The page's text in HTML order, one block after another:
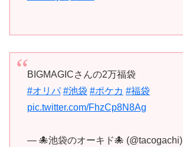
BIGMAGICさんの2万福袋
#オリパ #池袋 #ポケカ #福袋
pic.twitter.com/FhzCp8N8Ag
— 🐙池袋のオーキド🐙 (@tacogachi)